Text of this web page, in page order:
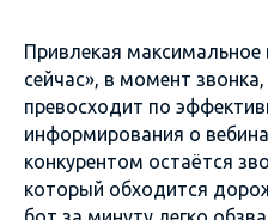
Привлекая
сейчас», в момент
превосходит по
информирования о
конкурентом остаётся
который обходится